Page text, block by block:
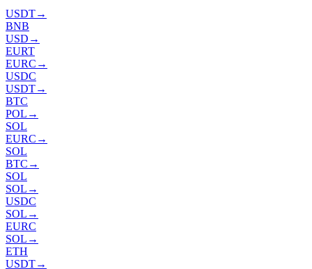
USDT→
BNB
USD →
EURT
EURC →
USDC
USDT→
BTC
POL →
SOL
EURC →
SOL
BTC →
SOL
SOL →
USDC
SOL →
EURC
SOL →
ETH
USDT→